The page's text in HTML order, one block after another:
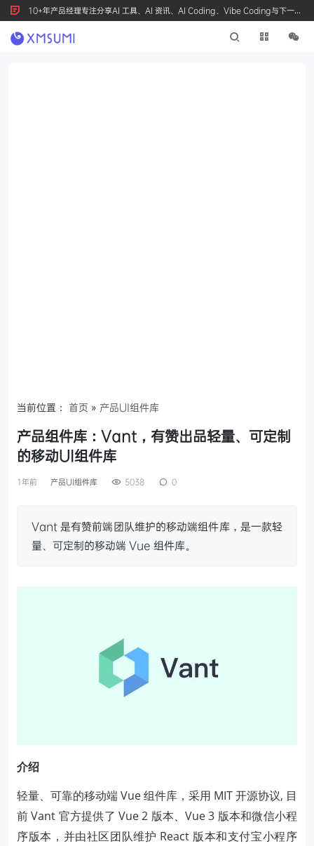
10+年产品经理专注分享AI 工具、AI 资讯、AI Coding、Vibe Coding与下一代
产品创新，按 Ctrl+D 收藏我们
当前位置： 首页 » 产品UI组件库
产品组件库：Vant，有赞出品轻量、可定制
的移动UI组件库
1年前 产品UI组件库 5038 0
Vant 是有赞前端团队维护的移动端组件库，是一款轻
量、可定制的移动端 Vue 组件库。
介绍
轻量、可靠的移动端 Vue 组件库，采用 MIT 开源协议, 目
前 Vant 官方提供了 Vue 2 版本、Vue 3 版本和微信小程
序版本，并由社区团队维护 React 版本和支付宝小程序